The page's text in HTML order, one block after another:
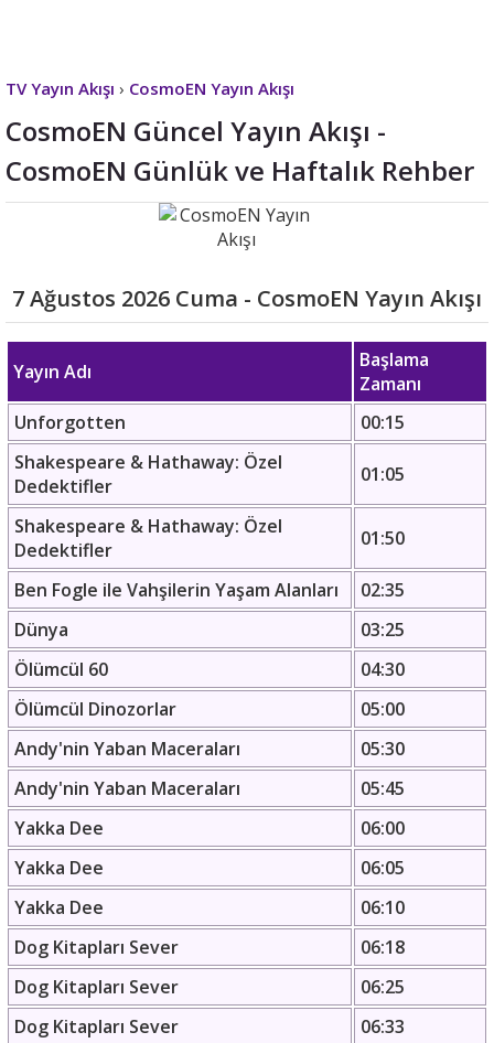
TV Yayın Akışı › CosmoEN Yayın Akışı
CosmoEN Güncel Yayın Akışı -
CosmoEN Günlük ve Haftalık Rehber
7 Ağustos 2026 Cuma - CosmoEN Yayın Akışı
Yayın Adı
Başlama
Zamanı
Unforgotten
00:15
Shakespeare & Hathaway: Özel
Dedektifler
01:05
Shakespeare & Hathaway: Özel
Dedektifler
01:50
Ben Fogle ile Vahşilerin Yaşam Alanları
02:35
Dünya
03:25
Ölümcül 60
04:30
Ölümcül Dinozorlar
05:00
Andy'nin Yaban Maceraları
05:30
Andy'nin Yaban Maceraları
05:45
Yakka Dee
06:00
Yakka Dee
06:05
Yakka Dee
06:10
Dog Kitapları Sever
06:18
Dog Kitapları Sever
06:25
Dog Kitapları Sever
06:33